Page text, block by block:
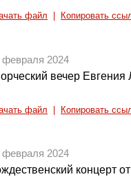
файл Копировать
февраля 2024
вечер Евгения
файл Копировать
февраля 2024
концерт